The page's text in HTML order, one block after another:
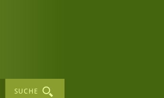
SUCHE